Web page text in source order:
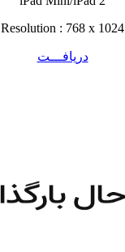
Resolution : 768 x 1024
دریافـــت